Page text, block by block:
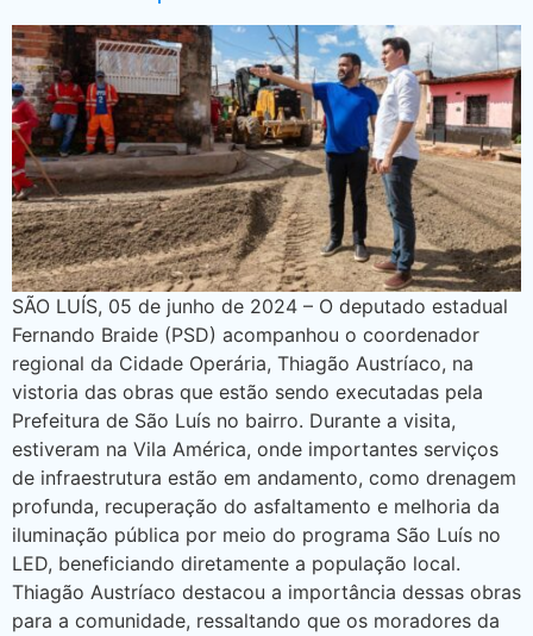
SÃO LUÍS, 05 de junho de 2024 – O deputado estadual
Fernando Braide (PSD) acompanhou o coordenador
regional da Cidade Operária, Thiagão Austríaco, na
vistoria das obras que estão sendo executadas pela
Prefeitura de São Luís no bairro. Durante a visita,
estiveram na Vila América, onde importantes serviços
de infraestrutura estão em andamento, como drenagem
profunda, recuperação do asfaltamento e melhoria da
iluminação pública por meio do programa São Luís no
LED, beneficiando diretamente a população local.
Thiagão Austríaco destacou a importância dessas obras
para a comunidade, ressaltando que os moradores da